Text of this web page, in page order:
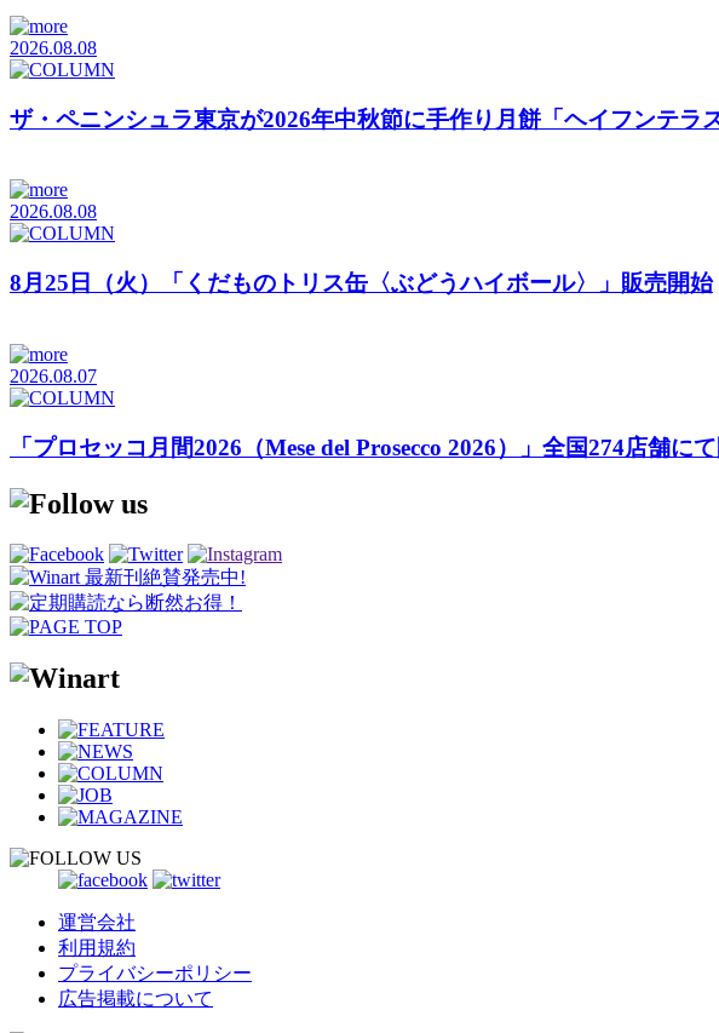
2026.08.08
ザ・ペニンシュラ東京が2026年中秋節に手作り月餅「ヘイフンテラ
2026.08.08
8月25日（火）「くだものトリス缶〈ぶどうハイボール〉」販売開始
2026.08.07
「プロセッコ月間2026（Mese del Prosecco 2026）」全国274店舗に
運営会社
利用規約
プライバシーポリシー
広告掲載について